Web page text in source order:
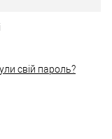
свій пароль?